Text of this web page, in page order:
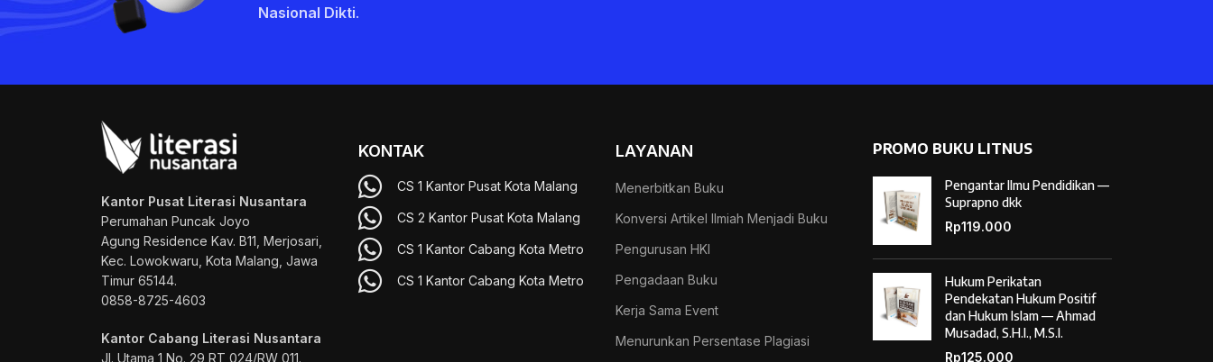
Nasional Dikti.
Kantor Pusat Literasi Nusantara
Perumahan Puncak Joyo
Agung Residence Kav. B11, Merjosari,
Kec. Lowokwaru, Kota Malang, Jawa
Timur 65144.
0858-8725-4603
Kantor Cabang Literasi Nusantara
Jl. Utama 1 No. 29 RT 024/RW 011.
KONTAK
CS 1 Kantor Pusat Kota Malang
CS 2 Kantor Pusat Kota Malang
CS 1 Kantor Cabang Kota Metro
CS 1 Kantor Cabang Kota Metro
LAYANAN
Menerbitkan Buku
Konversi Artikel Ilmiah Menjadi Buku
Pengurusan HKI
Pengadaan Buku
Kerja Sama Event
Menurunkan Persentase Plagiasi
PROMO BUKU LITNUS
Pengantar Ilmu Pendidikan —
Suprapno dkk
Rp119.000
Hukum Perikatan
Pendekatan Hukum Positif
dan Hukum Islam — Ahmad
Musadad, S.H.I., M.S.I.
Rp125.000